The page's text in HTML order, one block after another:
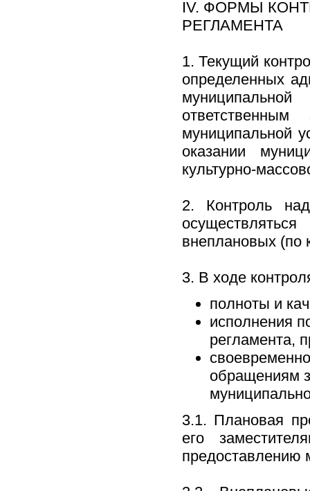
IV. ФОРМЫ
РЕГЛАМЕНТА
1. Текущий
определенных
муниципальной
оказании
культурно-
2. Контроль
внеплановых (по
3. В ходе
полноты и
исполнения
регламента,
обращениям
3.1. Плановая
его
предоставлению